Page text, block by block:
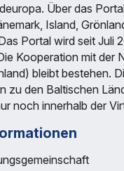
Über das
Island,
Portal wird seit Juli
Kooperation mit
bleibt bestehen.
zu den Baltischen
noch innerhalb der